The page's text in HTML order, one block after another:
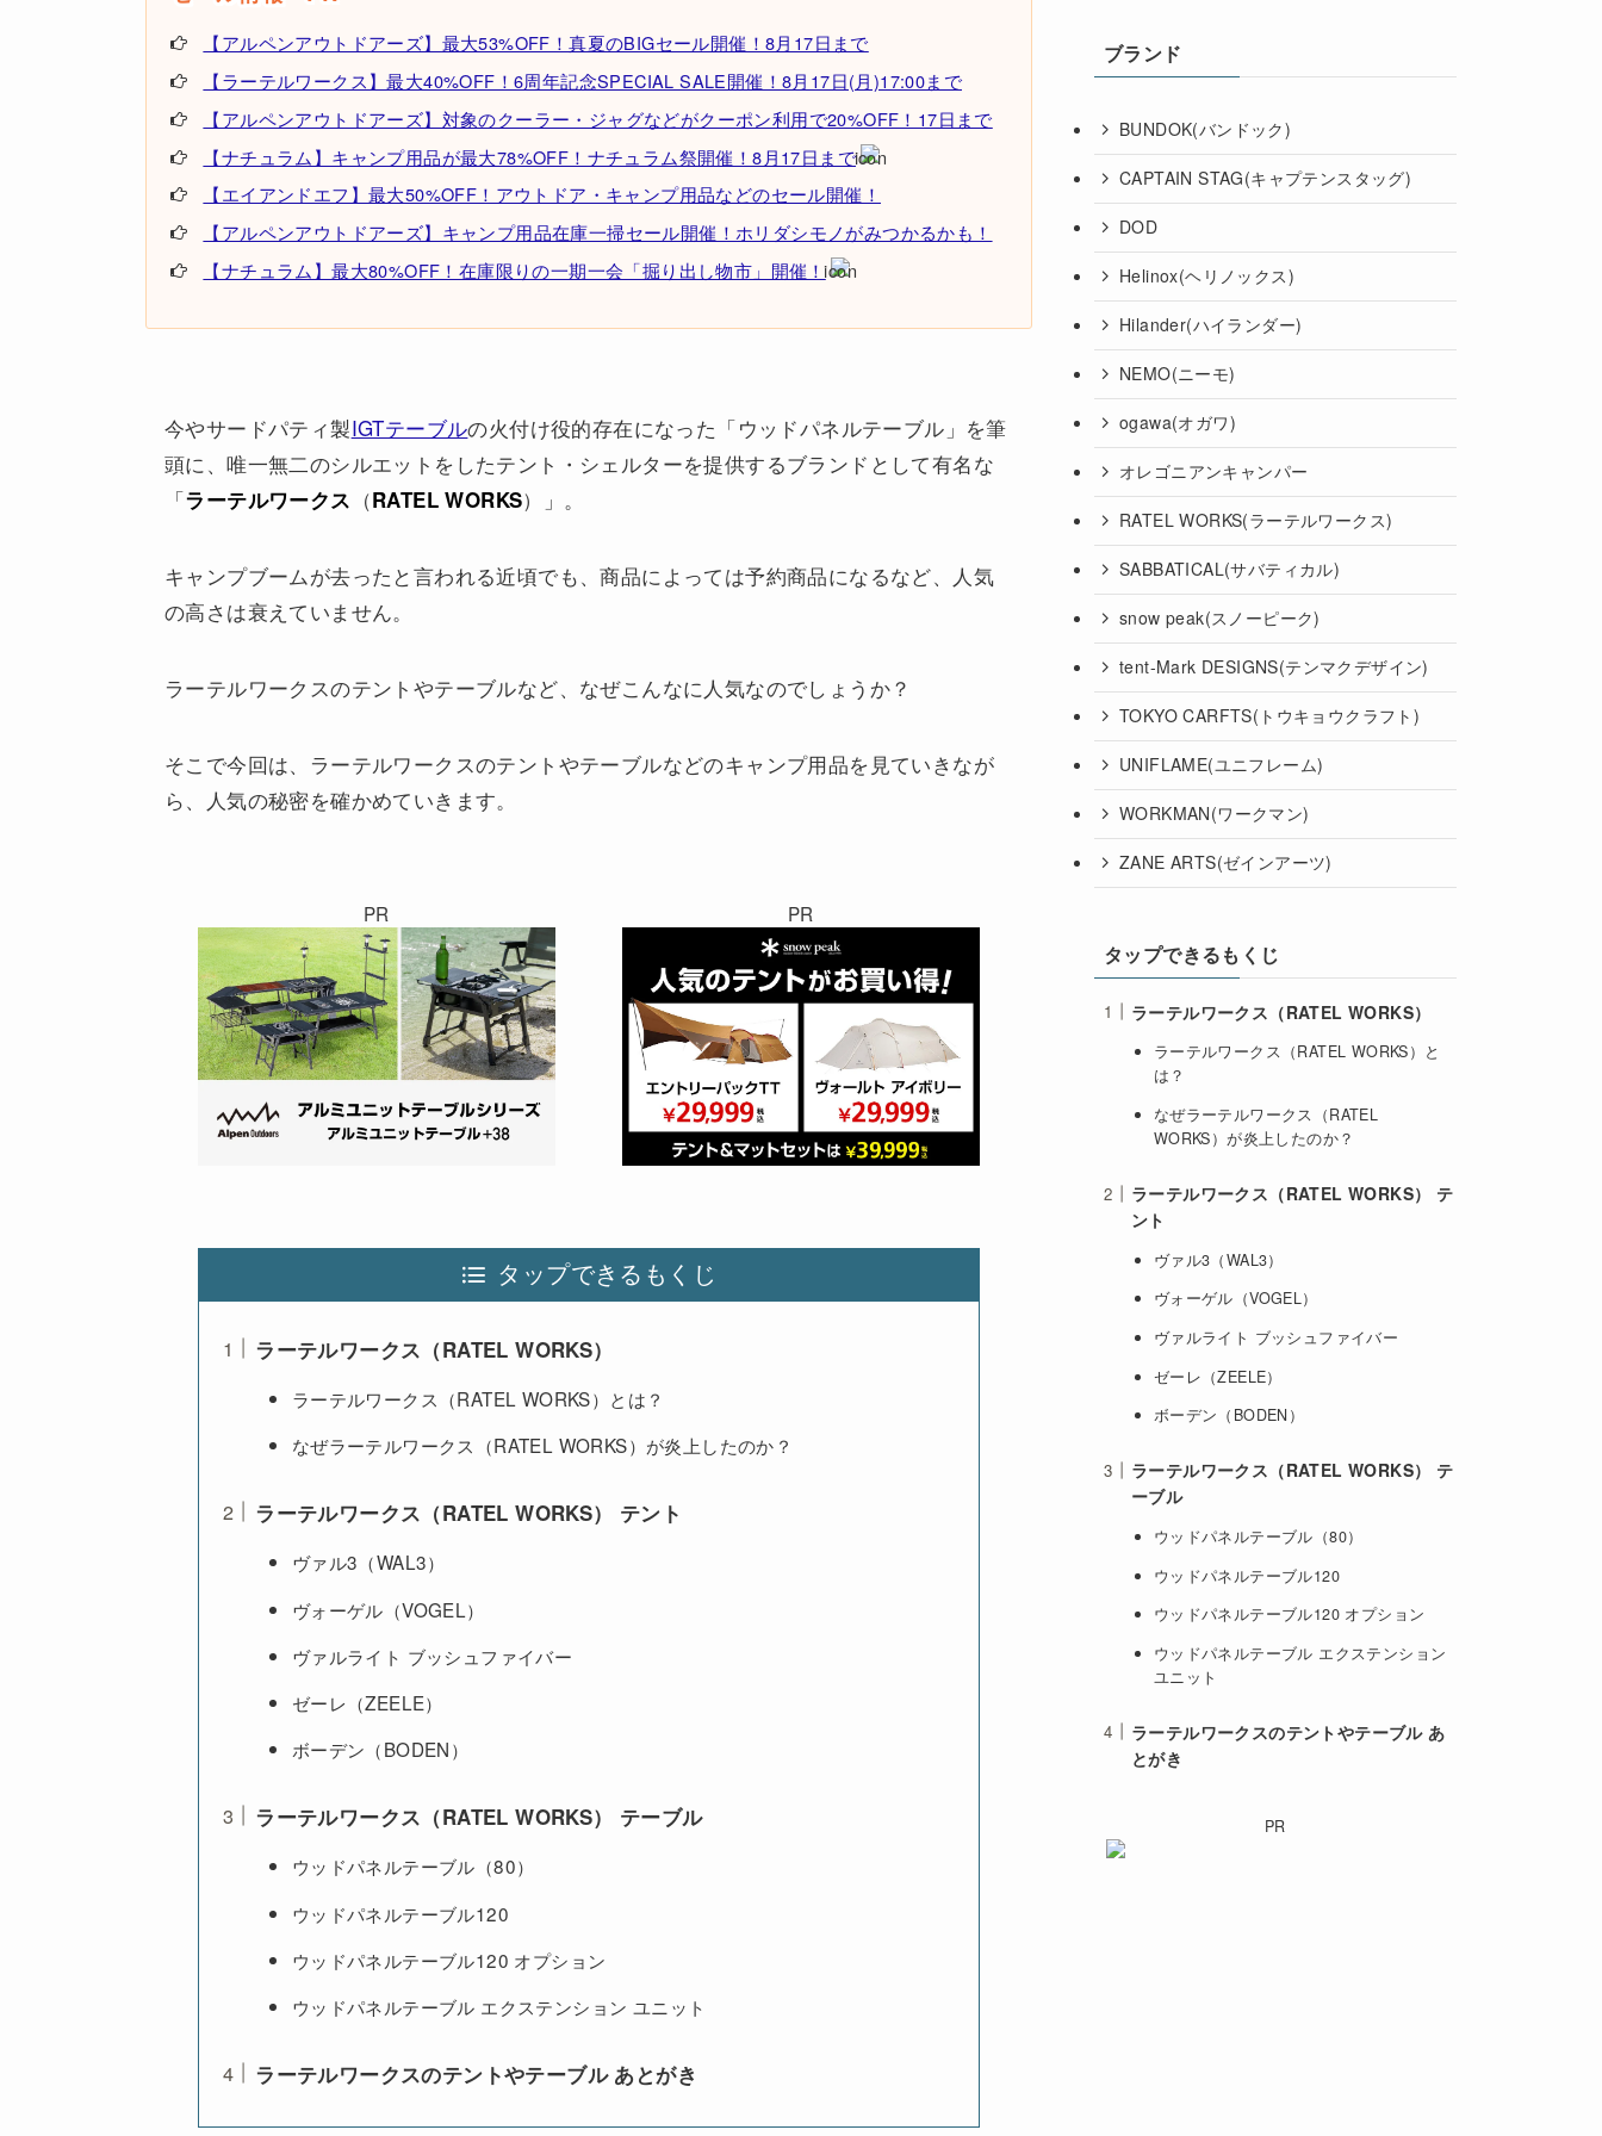
【アルペンアウトドアーズ】最大53%OFF！真夏のBIGセール開催！8月17日まで
【ラーテルワークス】最大40%OFF！6周年記念SPECIAL SALE開催！8月17日(月)17:00まで
【アルペンアウトドアーズ】対象のクーラー・ジャグなどがクーポン利用で20%OFF！17日まで
【ナチュラム】キャンプ用品が最大78%OFF！ナチュラム祭開催！8月17日まで
【エイアンドエフ】最大50%OFF！アウトドア・キャンプ用品などのセール開催！
【アルペンアウトドアーズ】キャンプ用品在庫一掃セール開催！ホリダシモノがみつかるかも！
【ナチュラム】最大80%OFF！在庫限りの一期一会「掘り出し物市」開催！
今やサードパティ製IGTテーブルの火付け役的存在になった「ウッドパネルテーブル」を筆
頭に、唯一無二のシルエットをしたテント・シェルターを提供するブランドとして有名な
「ラーテルワークス （RATEL WORKS）」。
キャンプブームが去ったと言われる近頃でも、商品によっては予約商品になるなど、人気
の高さは衰えていません。
ラーテルワークスのテントやテーブルなど、なぜこんなに人気なのでしょうか？
そこで今回は、ラーテルワークスのテントやテーブルなどのキャンプ用品を見ていきなが
ら、人気の秘密を確かめていきます。
PR PR
タップできるもくじ
ラーテルワークス（RATEL WORKS）
ラーテルワークス（RATEL WORKS）とは？
なぜラーテルワークス（RATEL WORKS）が炎上したのか？
ラーテルワークス（RATEL WORKS） テント
ヴァル3（WAL3）
ヴォーゲル（VOGEL）
ヴァルライト ブッシュファイバー
ゼーレ（ZEELE）
ボーデン（BODEN）
ラーテルワークス（RATEL WORKS） テーブル
ウッドパネルテーブル（80）
ウッドパネルテーブル120
ウッドパネルテーブル120 オプション
ウッドパネルテーブル エクステンション ユニット
ラーテルワークスのテントやテーブル あとがき
ブランド
BUNDOK(バンドック)
CAPTAIN STAG(キャプテンスタッグ)
DOD
Helinox(ヘリノックス)
Hilander(ハイランダー)
NEMO(ニーモ)
ogawa(オガワ)
オレゴニアンキャンパー
RATEL WORKS(ラーテルワークス)
SABBATICAL(サバティカル)
snow peak(スノーピーク)
tent-Mark DESIGNS(テンマクデザイン)
TOKYO CARFTS(トウキョウクラフト)
UNIFLAME(ユニフレーム)
WORKMAN(ワークマン)
ZANE ARTS(ゼインアーツ)
タップできるもくじ
ラーテルワークス（RATEL WORKS）
ラーテルワークス（RATEL WORKS）と
は？
なぜラーテルワークス（RATEL
WORKS）が炎上したのか？
ラーテルワークス（RATEL WORKS） テ
ント
ヴァル3（WAL3）
ヴォーゲル（VOGEL）
ヴァルライト ブッシュファイバー
ゼーレ（ZEELE）
ボーデン（BODEN）
ラーテルワークス（RATEL WORKS） テ
ーブル
ウッドパネルテーブル（80）
ウッドパネルテーブル120
ウッドパネルテーブル120 オプション
ウッドパネルテーブル エクステンション
ユニット
ラーテルワークスのテントやテーブル あ
とがき
PR